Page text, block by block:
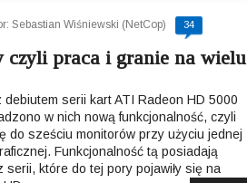
Sebastian Wiśniewski (NetCop) 34
praca i granie na wielu
debiutem serii kart ATI Radeon HD 5000
w nich nową funkcjonalność, czyli
do sześciu monitorów przy użyciu jednej
Funkcjonalność tą posiadają
serii, które do tej pory pojawiły się na